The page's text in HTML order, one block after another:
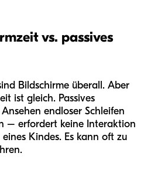
vs. passives
Bildschirme überall. Aber
ist gleich. Passives
endloser Schleifen
– erfordert keine Interaktion
Kindes. Es kann oft zu